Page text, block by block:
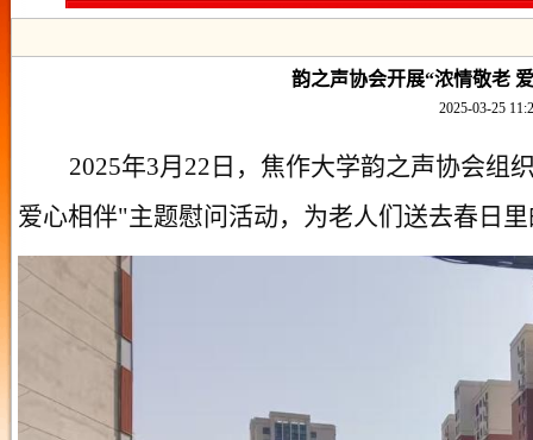
韵之声协会开展“浓情敬老
2025-03-25
2025年3月22日，焦作大学韵之声协会组
爱心相伴"主题慰问活动，为老人们送去春日